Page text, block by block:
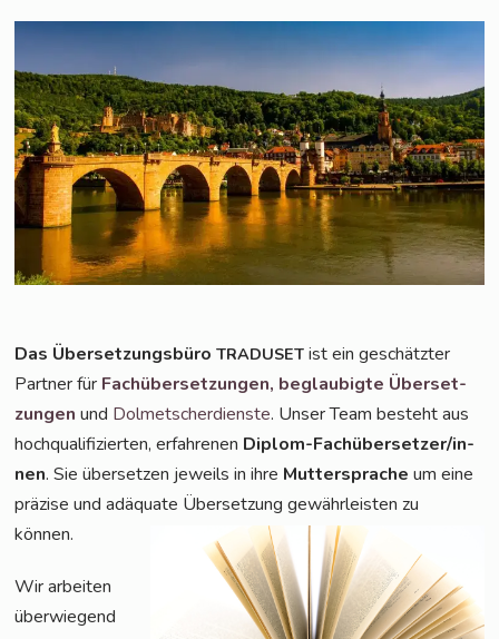
Das Über­set­zungs­bü­roTRADUSET ist ein geschätz­ter
Part­ner für Fach­über­set­zun­gen, beglau­big­te Über­set­
zun­gen und Dol­met­scher­diens­te. Unser Team besteht aus
hoch­qua­li­fi­zier­ten, erfah­re­nen Diplom-Fach­über­set­zer/in­
nen. Sie über­set­zen jeweils in ihre Mut­ter­spra­che um eine
prä­zi­se und adäqua­te Über­set­zung gewähr­leis­ten zu
können.
Wir arbei­ten
über­wie­gend